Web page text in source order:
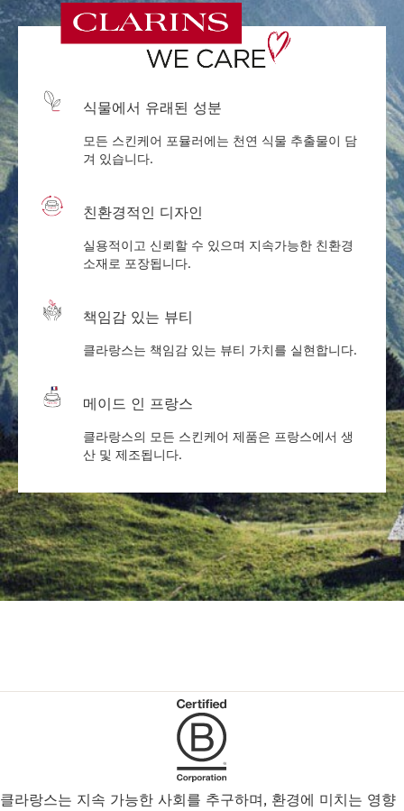
식물에서 유래된 성분
모든 스킨케어 포뮬러에는 천연 식물 추출물이 담
겨 있습니다.
친환경적인 디자인
실용적이고 신뢰할 수 있으며 지속가능한 친환경
소재로 포장됩니다.
책임감 있는 뷰티
클라랑스는 책임감 있는 뷰티 가치를 실현합니다.
메이드 인 프랑스
클라랑스의 모든 스킨케어 제품은 프랑스에서 생
산 및 제조됩니다.
클라랑스는 지속 가능한 사회를 추구하며, 환경에 미치는 영향